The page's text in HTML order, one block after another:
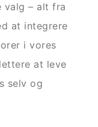
– alt fra
at integrere
i vores
at leve
selv og